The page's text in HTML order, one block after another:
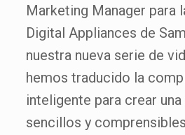
Marketing Manager para
Digital Appliances de
nuestra nueva serie de
hemos traducido la
inteligente para crear
sencillos y